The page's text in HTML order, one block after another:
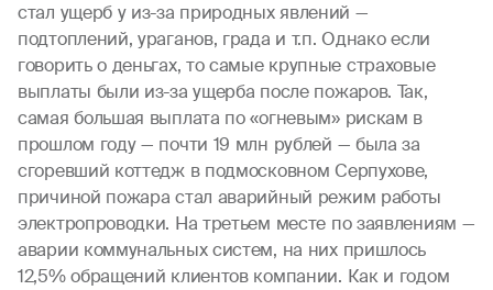
стал ущерб у из-за природных явлений —
подтоплений, ураганов, града и т.п. Однако если
говорить о деньгах, то самые крупные страховые
выплаты были из-за ущерба после пожаров. Так,
самая большая выплата по «огневым» рискам в
прошлом году — почти 19 млн рублей — была за
сгоревший коттедж в подмосковном Серпухове,
причиной пожара стал аварийный режим работы
электропроводки. На третьем месте по заявлениям —
аварии коммунальных систем, на них пришлось
12,5% обращений клиентов компании. Как и годом